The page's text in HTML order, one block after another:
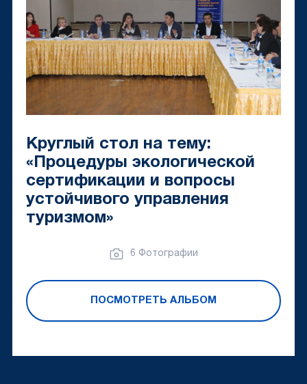
Круглый стол на тему:
«Процедуры экологической
сертификации и вопросы
устойчивого управления
туризмом»
ПОСМОТРЕТЬ АЛЬБОМ
6 Фотографии